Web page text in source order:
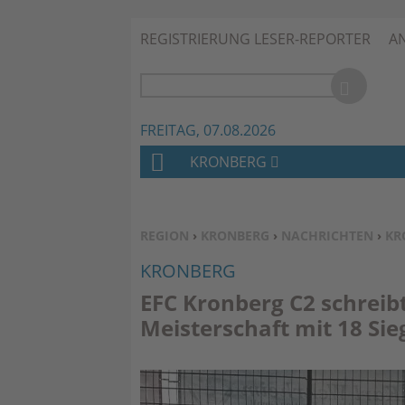
REGISTRIERUNG LESER-REPORTER
FREITAG, 07.08.2026
SIE BEFINDEN SICH HIER:
REGION › KRONBERG › NACHRICHTEN ›
KRONBERG
EFC Kronberg C2
Meisterschaft mit 18
H
M
E
KRONBERG